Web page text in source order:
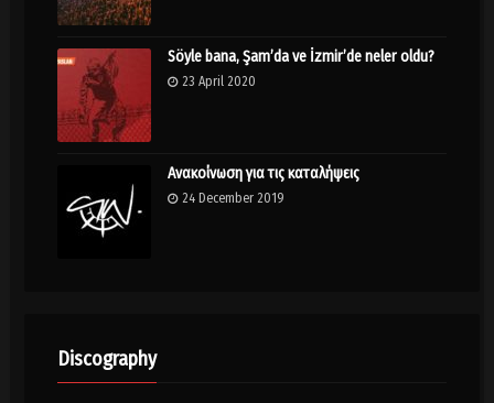
Söyle bana, Şam’da ve İzmir’de neler oldu?
23 April 2020
Ανακοίνωση για τις καταλήψεις
24 December 2019
Discography